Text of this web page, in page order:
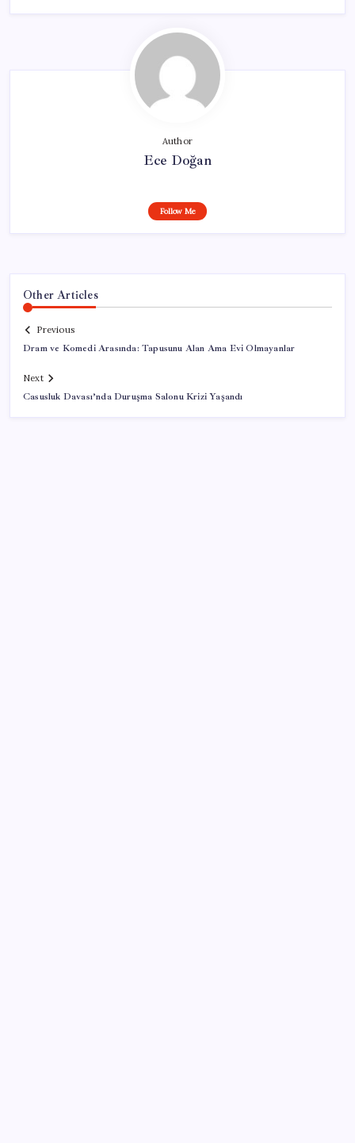
Author
Ece Doğan
Follow Me
Other Articles
Previous
Dram ve Komedi Arasında: Tapusunu Alan Ama Evi Olmayanlar
Next
Casusluk Davası’nda Duruşma Salonu Krizi Yaşandı